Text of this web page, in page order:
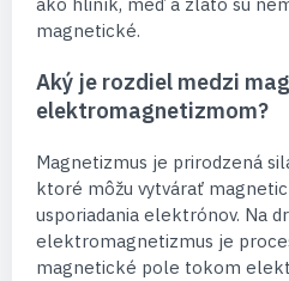
ako hliník, meď a zlato sú
magnetické.
Aký je rozdiel medzi
elektromagnetizmom?
Magnetizmus je prirodzená
ktoré môžu vytvárať
usporiadania elektrónov. Na
elektromagnetizmus je
magnetické pole tokom